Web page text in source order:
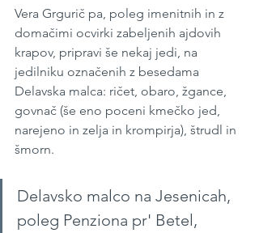
Vera Grgurič pa, poleg imenitnih in z
domačimi ocvirki zabeljenih ajdovih
krapov, pripravi še nekaj jedi, na
jedilniku označenih z besedama
Delavska malca: ričet, obaro, žgance,
govnač (še eno poceni kmečko jed,
narejeno in zelja in krompirja), štrudl in
šmorn.
Delavsko malco na Jesenicah,
poleg Penziona pr' Betel,